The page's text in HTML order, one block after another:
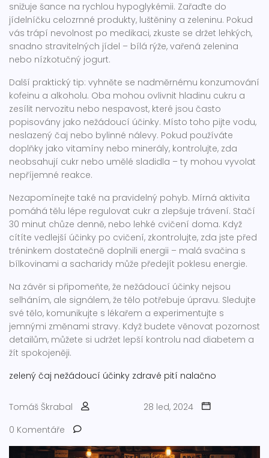
snižuje šance na rychlou hypoglykémii. Zařaďte do
jídelníčku celozrnné produkty, luštěniny a zeleninu. Pokud
vás trápí nevolnost po medikaci, zkuste se držet lehkých,
snadno stravitelných jídel – bílá rýže, vařená zelenina
nebo nízkotučný jogurt.
Další praktický tip: vyhněte se nadměrnému konzumování
kofeinu a alkoholu. Oba mohou ovlivnit hladinu cukru a
zesílit nervozitu nebo nespavost, které jsou často
popisovány jako nežádoucí účinky. Místo toho pijte vodu,
neslazený čaj nebo bylinné nálevy. Pokud používáte
doplňky jako vitamíny nebo minerály, kontrolujte, zda
neobsahují cukr nebo umělé sladidla – ty mohou vyvolat
nepříjemné reakce.
Nezapomínejte také na pravidelný pohyb. Mírná aktivita
pomáhá tělu lépe regulovat cukr a zlepšuje trávení. Stačí
30 minut chůze denně, nebo lehké cvičení doma. Když
cítíte vedlejší účinky po cvičení, zkontrolujte, zda jste před
tréninkem dostatečně doplnili energii – malá svačina s
bílkovinami a sacharidy může předejít poklesu energie.
Na závěr si připomeňte, že nežádoucí účinky nejsou
selháním, ale signálem, že tělo potřebuje úpravu. Sledujte
své tělo, komunikujte s lékařem a experimentujte s
jemnými změnami stravy. Když budete věnovat pozornost
detailům, můžete si udržet lepší kontrolu nad diabetem a
žít spokojeněji.
zelený čaj nežádoucí účinky zdravé pití nalačno
Tomáš Škrabal
28 led, 2024
0 Komentáře